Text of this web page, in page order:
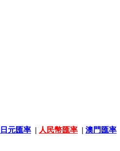
日元匯率 | 人民幣匯率 | 澳門匯率